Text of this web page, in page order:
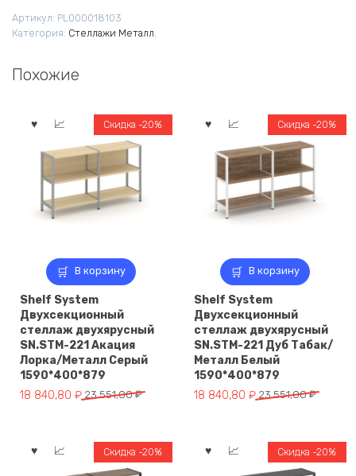
стеллаж
четырехярусный
ящиками
Дуб
Наварра/
Металл
Артикул: PL000018103
Категория: Стеллажи Металл.
Похожие
В корзину
Скидка -20%
Shelf System
Двухсекционный
стеллаж двухярусный
SN.STM-221 Акация
Лорка/Металл Серый
1590*400*879
23 551,00₽
Первоначальная
18 840,80 ₽
Текущая
840,80 ₽.
В корзину
Скидка -20%
Shelf System
Двухсекционный
стеллаж двухярусный
SN.STM-221 Дуб Табак/
Металл Белый
1590*400*879
23 551,00₽
Первоначальная
18 840,80 ₽
Текущая
840,80 ₽.
Скидка -20% Скидка -20%